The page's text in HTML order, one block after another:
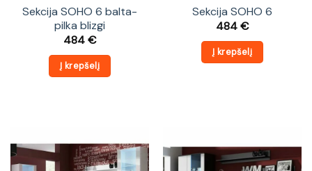
Sekcija SOHO 6 balta-
pilka blizgi
484€
Į krepšelį
Sekcija SOHO 6
484€
Į krepšelį